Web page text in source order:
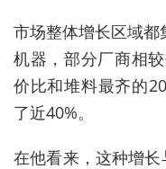
市场整体增长区域
机器，部分厂商相
价比和堆料最齐的
了近40%。
在他看来，这种增